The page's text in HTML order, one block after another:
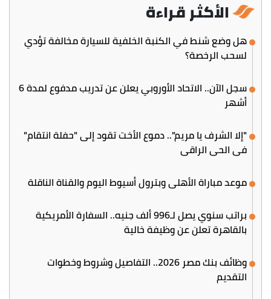
الأكثر قراءة
هل وضع شنط في الكنبة الخلفية للسيارة مخالفة تؤدي
لسحب الرخصة؟
سجل الآن.. الاتحاد الأوروبي يعلن عن تدريب مدفوع لمدة 6
أشهر
"إلا الشرف يا مريم".. دموع الأخت تقود إلى "حفلة انتقام"
في الحي الراقي
موعد مباراة الأهلي وبترول أسيوط اليوم والقناة الناقلة
براتب سنوي يصل لـ996 ألف جنيه.. السفارة الأمريكية
بالقاهرة تعلن عن وظيفة خالية
وظائف بنك مصر 2026.. التفاصيل وشروط وخطوات
التقديم